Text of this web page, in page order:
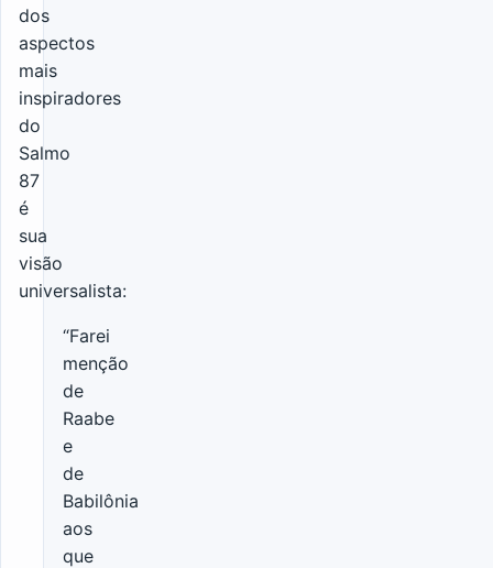
dos
aspectos
mais
inspiradores
do
Salmo
87
é
sua
visão
universalista:
“Farei
menção
de
Raabe
e
de
Babilônia
aos
que